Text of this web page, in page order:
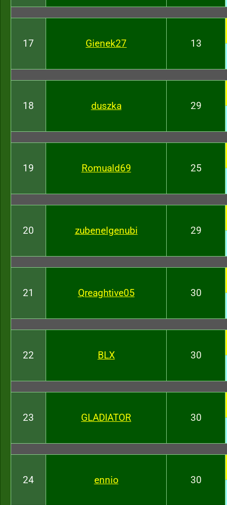
17 Gienek27 13
18 duszka 29
19 Romuald69 25
20 zubenelgenubi 29
21 Qreaghtive05 30
22 BLX 30
23 GLADIATOR 30
24 ennio 30